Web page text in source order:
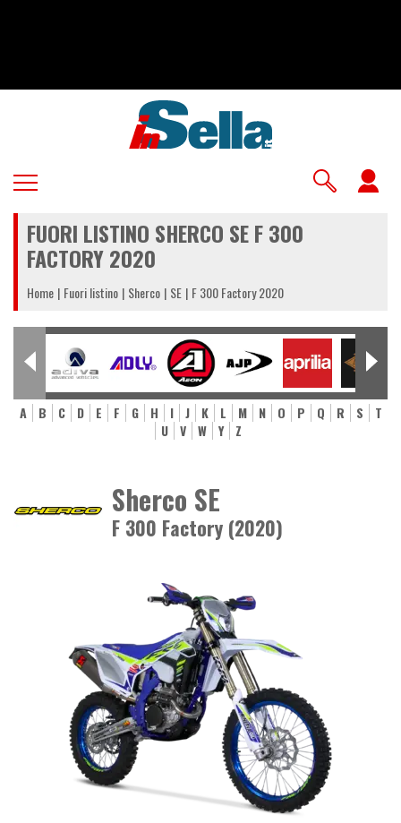
FUORI LISTINO SHERCO SE F 300
FACTORY 2020
Home Fuori listino Sherco SE F 300 Factory 2020
A B C D E F G H I J K L M N O P Q R S
T
U
V W Y Z
Sherco SE
F 300 Factory (2020)